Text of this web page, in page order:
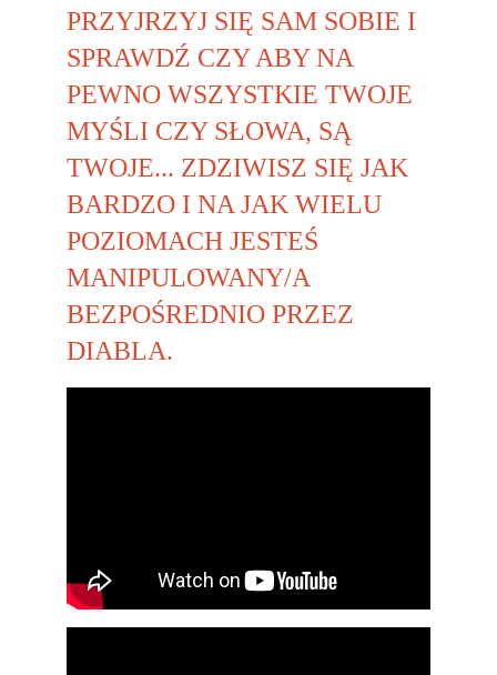
PRZYJRZYJ SIĘ SAM SOBIE I
SPRAWDŹ CZY ABY NA
PEWNO WSZYSTKIE TWOJE
MYŚLI CZY SŁOWA, SĄ
TWOJE... ZDZIWISZ SIĘ JAK
BARDZO I NA JAK WIELU
POZIOMACH JESTEŚ
MANIPULOWANY/A
BEZPOŚREDNIO PRZEZ
DIABLA.